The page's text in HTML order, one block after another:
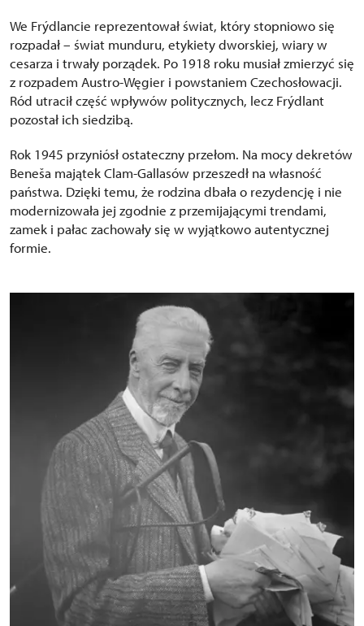
We Frýdlancie reprezentował świat, który stopniowo się
rozpadał – świat munduru, etykiety dworskiej, wiary w
cesarza i trwały porządek. Po 1918 roku musiał zmierzyć się
z rozpadem Austro-Węgier i powstaniem Czechosłowacji.
Ród utracił część wpływów politycznych, lecz Frýdlant
pozostał ich siedzibą.
Rok 1945 przyniósł ostateczny przełom. Na mocy dekretów
Beneša majątek Clam-Gallasów przeszedł na własność
państwa. Dzięki temu, że rodzina dbała o rezydencję i nie
modernizowała jej zgodnie z przemijającymi trendami,
zamek i pałac zachowały się w wyjątkowo autentycznej
formie.